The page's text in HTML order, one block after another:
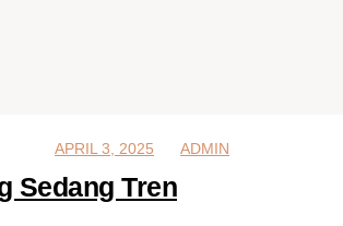
MARCH 13, 2025
APRIL 3, 2025 ADMIN
Sedang Tren